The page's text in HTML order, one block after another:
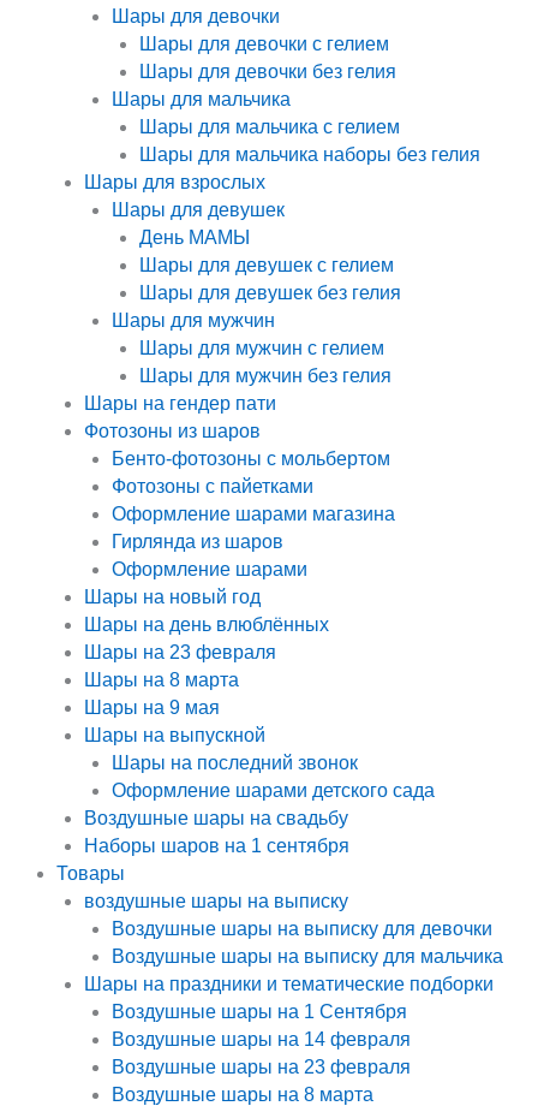
Шары для девочки
Шары для девочки с гелием
Шары для девочки без гелия
Шары для мальчика
Шары для мальчика с гелием
Шары для мальчика наборы без гелия
Шары для взрослых
Шары для девушек
День МАМЫ
Шары для девушек с гелием
Шары для девушек без гелия
Шары для мужчин
Шары для мужчин с гелием
Шары для мужчин без гелия
Шары на гендер пати
Фотозоны из шаров
Бенто-фотозоны с мольбертом
Фотозоны с пайетками
Оформление шарами магазина
Гирлянда из шаров
Оформление шарами
Шары на новый год
Шары на день влюблённых
Шары на 23 февраля
Шары на 8 марта
Шары на 9 мая
Шары на выпускной
Шары на последний звонок
Оформление шарами детского сада
Воздушные шары на свадьбу
Наборы шаров на 1 сентября
Товары
воздушные шары на выписку
Воздушные шары на выписку для девочки
Воздушные шары на выписку для мальчика
Шары на праздники и тематические подборки
Воздушные шары на 1 Сентября
Воздушные шары на 14 февраля
Воздушные шары на 23 февраля
Воздушные шары на 8 марта